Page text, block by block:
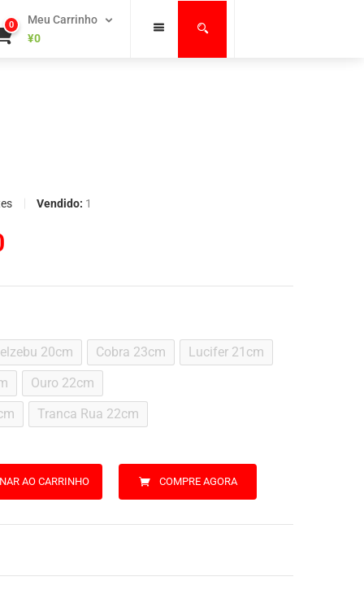
Meu Carrinho
0
¥0
Vendido: 1
20cm Cobra 23cm
Lucifer 21cm
Ouro 22cm
Tranca Rua 22cm
AO CARRINHO COMPRE AGORA